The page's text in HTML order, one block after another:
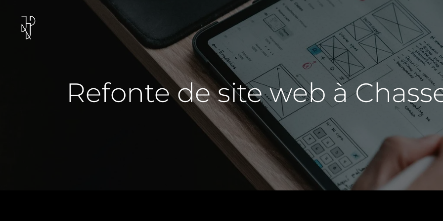
Refonte de site web à